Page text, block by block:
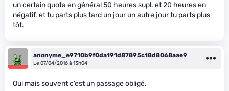
un certain quota en général 50 heures supl. et 20 heures en
négatif. et tu parts plus tard un jour un autre jour tu parts plus
tôt.
anonyme_e9710b9f0da191d87895c18d8068aae9
Le 07/04/2016 à 13h04
Oui mais souvent c’est un passage obligé.